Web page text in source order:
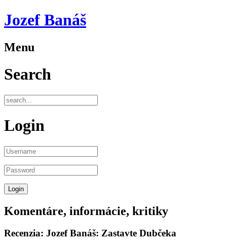
Jozef Banáš
Menu
Search
Login
Komentáre, informácie, kritiky
Recenzia: Jozef Banáš: Zastavte Dubčeka